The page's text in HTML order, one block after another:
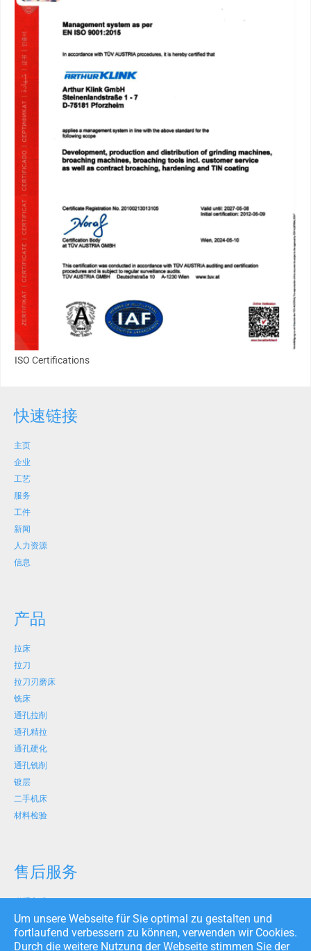
Um unsere Webseite für Sie optimal zu gestalten und
fortlaufend verbessern zu können, verwenden wir Cookies.
Durch die weitere Nutzung der Webseite stimmen Sie der
ISO Certifications
快速链接
主页
企业
工艺
服务
工件
新闻
人力资源
信息
产品
拉床
拉刀
拉刀刃磨床
铣床
通孔拉削
通孔精拉
通孔硬化
通孔铣削
镀层
二手机床
材料检验
售后服务
联系方式
出版事项
版权